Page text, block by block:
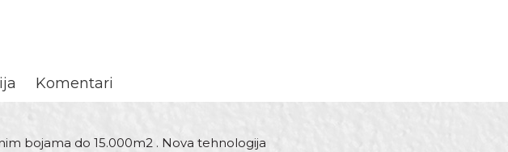
Komentari
bojama do 15.000m2 . Nova tehnologija